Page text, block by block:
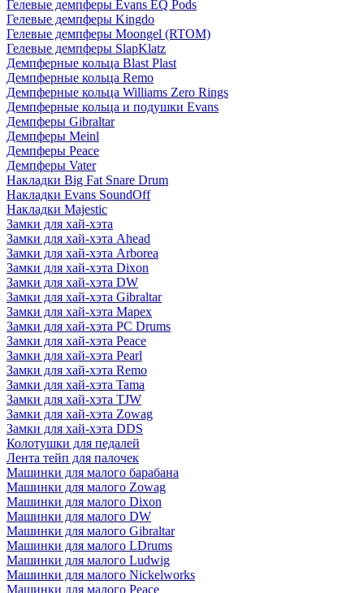
Гелевые демпферы Evans EQ Pods
Гелевые демпферы Kingdo
Гелевые демпферы Moongel (RTOM)
Гелевые демпферы SlapKlatz
Демпферные кольца Blast Plast
Демпферные кольца Remo
Демпферные кольца Williams Zero Rings
Демпферные кольца и подушки Evans
Демпферы Gibraltar
Демпферы Meinl
Демпферы Peace
Демпферы Vater
Накладки Big Fat Snare Drum
Накладки Evans SoundOff
Накладки Majestic
Замки для хай-хэта
Замки для хай-хэта Ahead
Замки для хай-хэта Arborea
Замки для хай-хэта Dixon
Замки для хай-хэта DW
Замки для хай-хэта Gibraltar
Замки для хай-хэта Mapex
Замки для хай-хэта PC Drums
Замки для хай-хэта Peace
Замки для хай-хэта Pearl
Замки для хай-хэта Remo
Замки для хай-хэта Tama
Замки для хай-хэта TJW
Замки для хай-хэта Zowag
Замки для хай-хэта DDS
Колотушки для педалей
Лента тейп для палочек
Машинки для малого барабана
Машинки для малого Zowag
Машинки для малого Dixon
Машинки для малого DW
Машинки для малого Gibraltar
Машинки для малого LDrums
Машинки для малого Ludwig
Машинки для малого Nickelworks
Машинки для малого Peace